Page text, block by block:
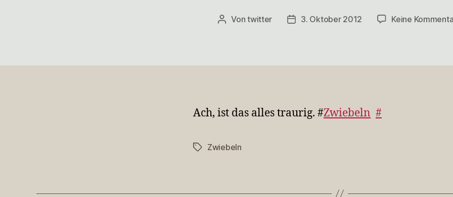
Beitragsautor
Vontwitter Veröffentlichungsdatum
3. Oktober 2012 Keine
Ach, ist das alles traurig. #Zwiebeln #
Schlagwörter
Zwiebeln